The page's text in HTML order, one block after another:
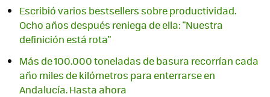
Escribió varios bestsellers sobre productividad.
Ocho años después reniega de ella: "Nuestra
definición está rota"
Más de 100.000 toneladas de basura recorrían cada
año miles de kilómetros para enterrarse en
Andalucía. Hasta ahora